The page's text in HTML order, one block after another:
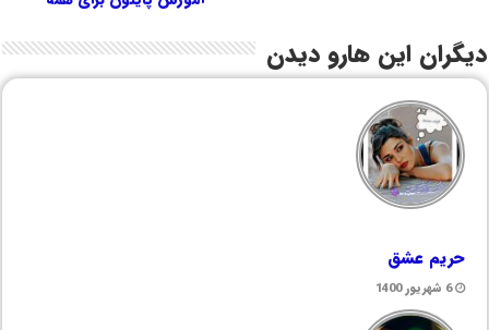
دیگران این هارو دیدن
حریم عشق
6 شهریور 1400